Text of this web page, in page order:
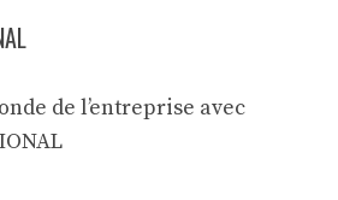
de l’entreprise avec